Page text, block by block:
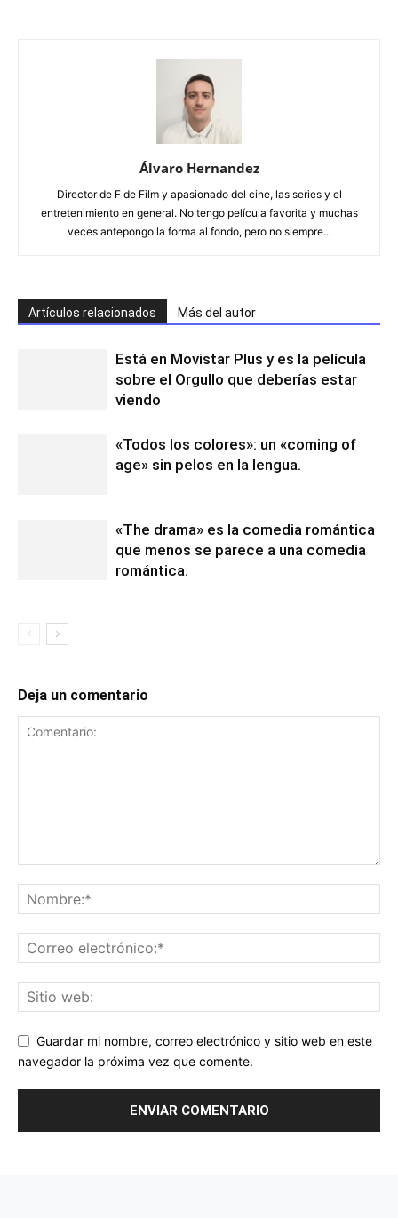
Álvaro Hernandez
Director de F de Film y apasionado del cine, las series y el
entretenimiento en general. No tengo película favorita y muchas
veces antepongo la forma al fondo, pero no siempre...
Artículos relacionados Más del autor
Está en Movistar Plus y es la película
sobre el Orgullo que deberías estar
viendo
«Todos los colores»: un «coming of
age» sin pelos en la lengua.
«The drama» es la comedia romántica
que menos se parece a una comedia
romántica.
Deja un comentario
Guardar mi nombre, correo electrónico y sitio web en este
navegador la próxima vez que comente.